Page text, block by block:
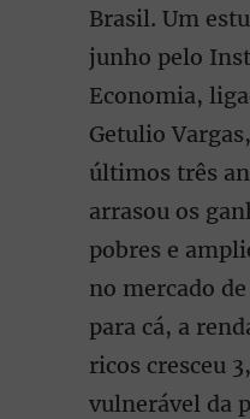
Brasil. Um
junho pelo
Economia,
Getulio
últimos três
arrasou os
pobres e
no mercado
para cá, a
ricos cresceu
vulnerável da